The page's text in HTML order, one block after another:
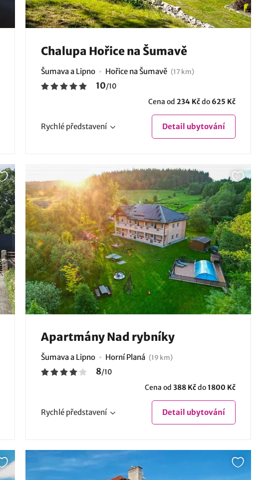
Chalupa Hořice na Šumavě
Šumava a Lipno Hořice na Šumavě (17 km)
10/10
Cena od 234 Kčdo 625 Kč
Rychlé představení Detail ubytování
Apartmány Nad rybníky
Šumava a Lipno Horní Planá (19 km)
8/10
Cena od 388 Kčdo1800 Kč
Rychlé představení Detail ubytování